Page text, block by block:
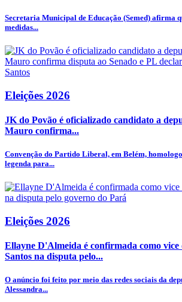
Secretaria Municipal de Educação (Semed) afirma
medidas...
Eleições 2026
JK do Povão é oficializado candidato a
Mauro confirma...
Convenção do Partido Liberal, em Belém,
legenda para...
Eleições 2026
Ellayne D'Almeida é confirmada como vice
Santos na disputa pelo...
O anúncio foi feito por meio das redes sociais da
Alessandra...